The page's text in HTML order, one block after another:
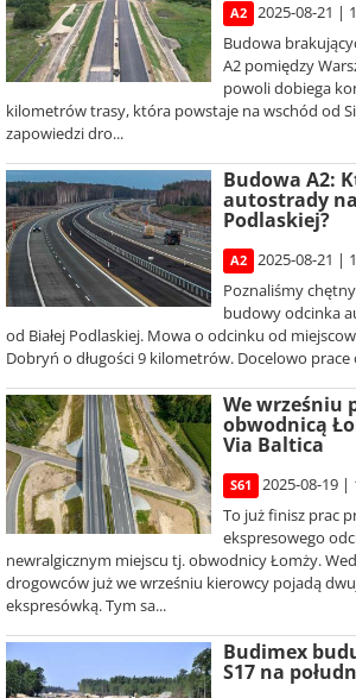
A2
2025-08-21 |
Budowa
A2 pomiędzy
powoli dobiega
kilometrów trasy, która powstaje na wschód od
zapowiedzi dro...
Budowa A2:
autostrady
Podlaskiej?
A2
2025-08-21 |
Poznaliśmy
budowy odcinka
od Białej Podlaskiej. Mowa o odcinku od
Dobryń o długości 9 kilometrów. Docelowo prace
We wrześniu
obwodnicą
Via Baltica
S61
2025-08-19 |
To już finisz prac
ekspresowego
newralgicznym miejscu tj. obwodnicy Łomży.
drogowców już we wrześniu kierowcy pojadą
ekspresówką. Tym sa...
Budimex
S17 na